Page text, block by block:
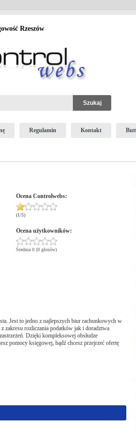
Rzeszów
Regulamin Kontakt
Ocena Controlwebs:
(1/5)
Ocena użytkowników:
Średnia 0 (0 głosów)
Jest to jedno z najlepszych biur rachunkowych w
zakresu rozliczania podatków jak i doradztwa
Dzięki kompleksowej obsłudze
pomocy księgowej, bądź chcesz przejrzeć ofertę